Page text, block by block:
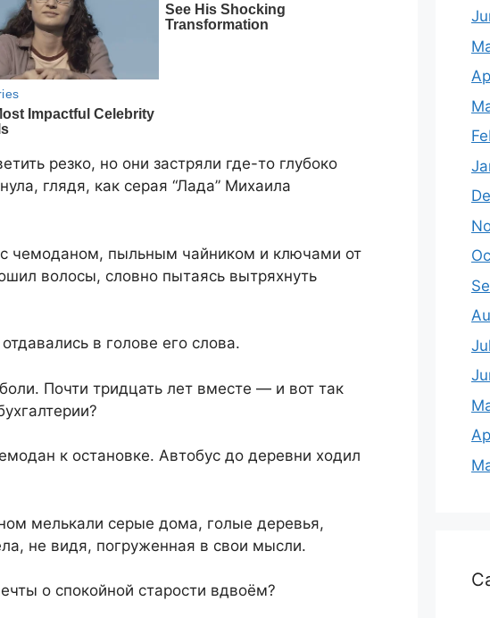
резко, но они застряли где-то глубоко
глядя, как серая “Лада” Михаила
чемоданом, пыльным чайником и ключами от
волосы, словно пытаясь вытряхнуть
в голове его слова.
Почти тридцать лет вместе — и вот так
к остановке. Автобус до деревни ходил
мелькали серые дома, голые деревья,
не видя, погруженная в свои мысли.
о спокойной старости вдвоём?